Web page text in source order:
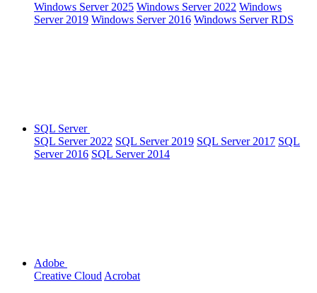
Windows Server 2025 Windows Server 2022 Windows
Server 2019 Windows Server 2016 Windows Server RDS
SQL Server
SQL Server 2022 SQL Server 2019 SQL Server 2017 SQL
Server 2016 SQL Server 2014
Adobe
Creative Cloud Acrobat